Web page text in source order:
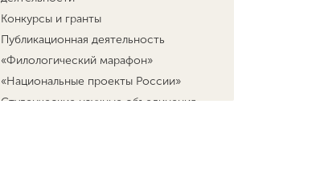
Конкурсы и гранты
Публикационная деятельность
«Филологический марафон»
«Национальные проекты России»
Студенческие научные объединения